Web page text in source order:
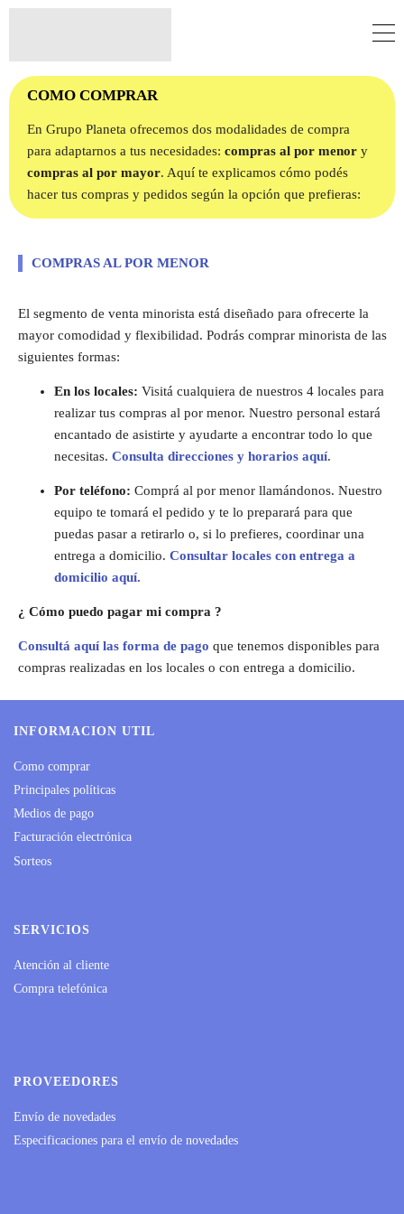
COMO COMPRAR
En Grupo Planeta ofrecemos dos modalidades de compra
para adaptarnos a tus necesidades: compras al por menory
compras al por mayor. Aquí te explicamos cómo podés
hacer tus compras y pedidos según la opción que prefieras:
COMPRAS AL POR MENOR
El segmento de venta minorista está diseñado para ofrecerte la
mayor comodidad y flexibilidad. Podrás comprar minorista de las
siguientes formas:
En los locales: Visitá cualquiera de nuestros 4 locales para
realizar tus compras al por menor. Nuestro personal estará
encantado de asistirte y ayudarte a encontrar todo lo que
necesitas. Consulta direcciones y horarios aquí.
Por teléfono: Comprá al por menor llamándonos. Nuestro
equipo te tomará el pedido y te lo preparará para que
puedas pasar a retirarlo o, si lo prefieres, coordinar una
entrega a domicilio. Consultar locales con entrega a
domicilio aquí.
¿ Cómo puedo pagar mi compra ?
Consultá aquí las forma de pago que tenemos disponibles para
compras realizadas en los locales o con entrega a domicilio.
INFORMACION UTIL
Como comprar
Principales políticas
Medios de pago
Facturación electrónica
Sorteos
SERVICIOS
Atención al cliente
Compra telefónica
PROVEEDORES
Envío de novedades
Especificaciones para el envío de novedades